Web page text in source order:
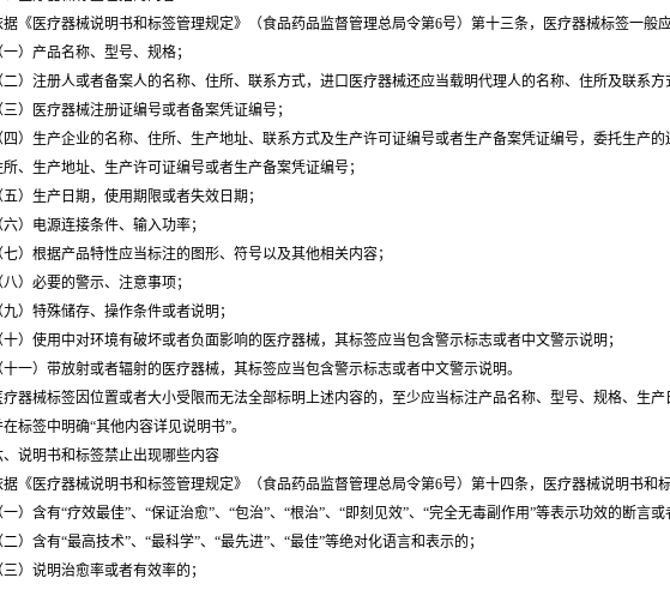
医疗器械说明书和标签管理规定》（食品药品监督管理总局令第6号）第十三条，医疗器械标签一般应
产品名称、型号、规格；
注册人或者备案人的名称、住所、联系方式，进口医疗器械还应当载明代理人的名称、住所及联系方
医疗器械注册证编号或者备案凭证编号；
生产企业的名称、住所、生产地址、联系方式及生产许可证编号或者生产备案凭证编号，委托生产的
、生产地址、生产许可证编号或者生产备案凭证编号；
生产日期，使用期限或者失效日期；
电源连接条件、输入功率；
根据产品特性应当标注的图形、符号以及其他相关内容；
必要的警示、注意事项；
特殊储存、操作条件或者说明；
使用中对环境有破坏或者负面影响的医疗器械，其标签应当包含警示标志或者中文警示说明；
）带放射或者辐射的医疗器械，其标签应当包含警示标志或者中文警示说明。
械标签因位置或者大小受限而无法全部标明上述内容的，至少应当标注产品名称、型号、规格、生产
标签中明确“其他内容详见说明书”。
明书和标签禁止出现哪些内容
医疗器械说明书和标签管理规定》（食品药品监督管理总局令第6号）第十四条，医疗器械说明书和标
含有“疗效最佳”、“保证治愈”、“包治”、“根治”、“即刻见效”、“完全无毒副作用”等表示功效的断言或
含有“最高技术”、“最科学”、“最先进”、“最佳”等绝对化语言和表示的；
说明治愈率或者有效率的；